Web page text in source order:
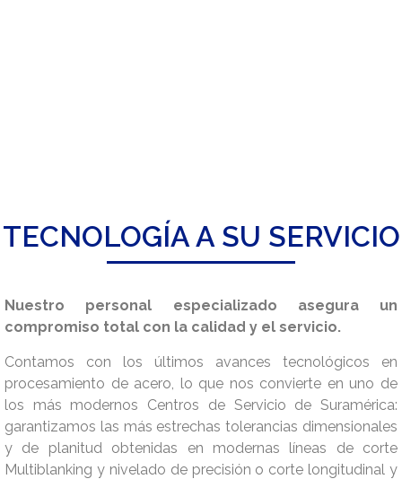
TECNOLOGÍA A SU SERVICIO
Nuestro personal especializado asegura un
compromiso total con la calidad y el servicio.
Contamos con los últimos avances tecnológicos en
procesamiento de acero, lo que nos convierte en uno de
los más modernos Centros de Servicio de Suramérica:
garantizamos las más estrechas tolerancias dimensionales
y de planitud obtenidas en modernas líneas de corte
Multiblanking y nivelado de precisión o corte longitudinal y